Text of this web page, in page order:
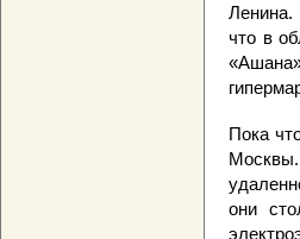
Ленина.
что в
Пока
они